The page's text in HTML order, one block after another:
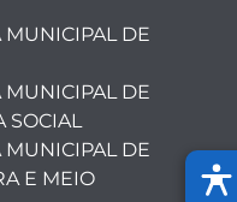
MUNICIPAL DE
MUNICIPAL DE
SOCIAL
MUNICIPAL DE
E MEIO